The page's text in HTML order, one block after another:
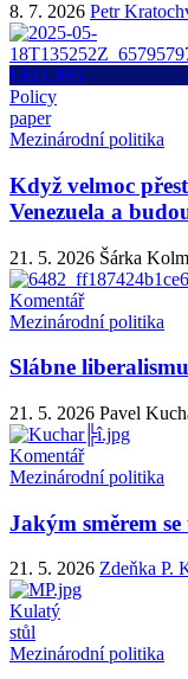
8. 7. 2026 Petr
Policy
paper
Mezinárodní politika
Když velmoc
Venezuela a
21. 5. 2026 Šárka
Komentář
Mezinárodní politika
Slábne
21. 5. 2026 Pavel
Komentář
Mezinárodní politika
Jakým směrem
21. 5. 2026 Zdeňka P.
Kulatý
stůl
Mezinárodní politika